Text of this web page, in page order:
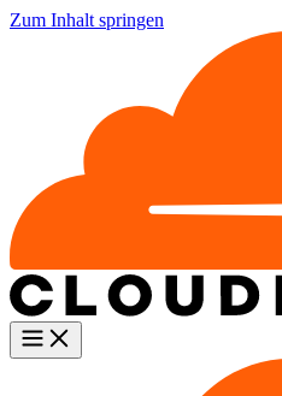
Zum Inhalt springen